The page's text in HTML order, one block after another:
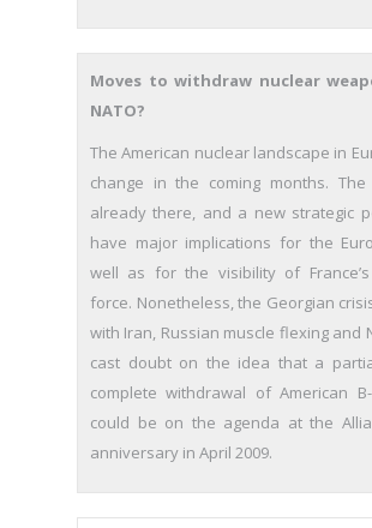
Moves to withdraw nuclear
NATO?
The American nuclear landscape in
change in the com­ing months.
already there, and a new strategic
have major implications for the
well as for the visibil­ity of
force. Nonetheless, the Georgian
with Iran, Russian muscle flexing and
cast doubt on the idea that a
complete withdrawal of American
could be on the agenda at the
anniversary in April 2009.